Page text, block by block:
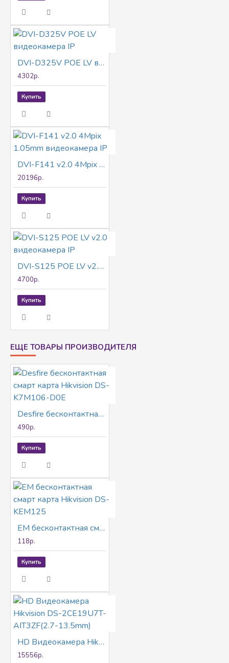
DVI-D325V POE LV видеокамера IP
4302р.
Купить
DVI-F141 v2.0 4Mpix 1.05mm видеокамера IP
20196р.
Купить
DVI-S125 POE LV v2.0 видеокамера IP
4700р.
Купить
ЕЩЕ ТОВАРЫ ПРОИЗВОДИТЕЛЯ
Desfire бесконтактная смарт карта Hikvision DS-K7M106-D0E
490р.
Купить
EM бесконтактная смарт карта Hikvision DS-KEM125
118р.
Купить
HD Видеокамера Hikvision DS-2CE19U7T-AIT3ZF(2.7-13.5mm)
15556р.